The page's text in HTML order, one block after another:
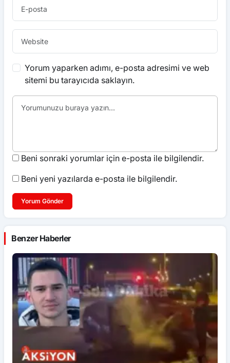
Yorum yaparken adımı, e-posta adresimi ve web
sitemi bu tarayıcıda saklayın.
Beni sonraki yorumlar için e-posta ile bilgilendir.
Beni yeni yazılarda e-posta ile bilgilendir.
Yorum Gönder
Benzer Haberler